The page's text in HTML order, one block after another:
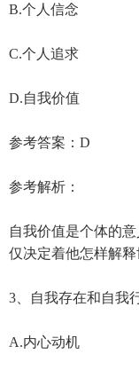
B.个人信念
C.个人追求
D.自我价值
参考答案：D
参考解析：
自我价值是个体的
仅决定着他怎样解释
3、自我存在和自我
A.内心动机